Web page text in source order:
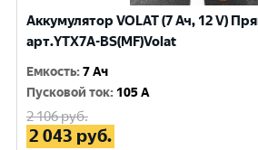
Аккумулятор VOLAT (7 Ач, 12 V)
арт.YTX7A-BS(MF)Volat
Емкость:7 Ач
Пусковой ток: 105 A
2 106руб.
2 043 руб.